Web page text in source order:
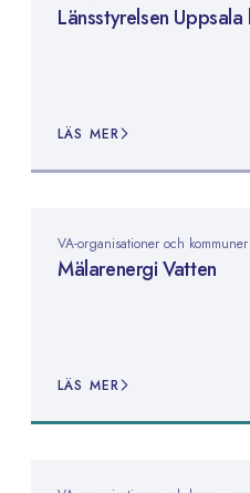
Länsstyrelsen Uppsala
LÄS MER
VA-organisationer och kommuner
Mälarenergi Vatten
LÄS MER